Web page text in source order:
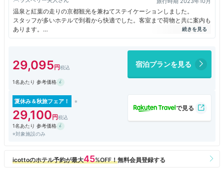
温泉と紅葉の走りの京都観光を兼ねてステイケーションしました。
スタッフが多いホテルで到着から快適でした。客室まで荷物と共に案内も
あります。
アクセスは蹴上駅が徒歩２分ほど、ホテルシャトルバスはありますが渋滞
で30分以上乱れており使いにくい為タクシー利用のゲストが多いです。
パーキングは一泊1,500円で出入庫自由でした。
ホテル内は眺望の良い部屋が少ないようで、
都ホテル、ボンヴォイ、国内OTAなど特典を持つゲストが多いのでアサイ
ンが大変そう、
チェックイン時にアップグレードなしの説明をきちんとされていました。
ーターから近い客室で何かとラクでした。
増築なのかとにかく迷路のようにつながっているホテル内部です。
29,095 宿泊プランを見る
1名あたり 参考価格
夏休み＆秋旅フェア！
29,100
1名あたり 参考価格
※対象施設のみ